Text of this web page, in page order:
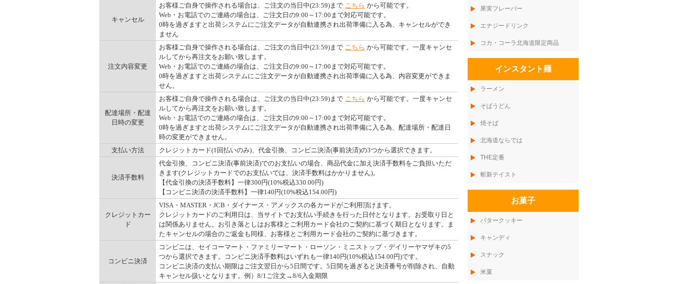
キャンセル
お客様ご自身で操作される場合は、ご注文の当日中(23:59)まで こちら から可能です。
Web・お電話でのご連絡の場合は、ご注文日の9:00～17:00まで対応可能です。
0時を過ぎますと出荷システムにご注文データが自動連携され出荷準備に入る為、キャンセルができ
ません
注文内容変更
お客様ご自身で操作される場合は、ご注文の当日中(23:59)まで こちら から可能です。一度キャンセ
ルしてから再注文をお願い致します。
Web・お電話でのご連絡の場合は、ご注文日の9:00～17:00まで対応可能です。
0時を過ぎますと出荷システムにご注文データが自動連携され出荷準備に入る為、内容変更ができま
せん。
配達場所・配達
日時の変更
お客様ご自身で操作される場合は、ご注文の当日中(23:59)まで こちら から可能です。一度キャンセ
ルしてから再注文をお願い致します。
Web・お電話でのご連絡の場合は、ご注文日の9:00～17:00まで対応可能です。
0時を過ぎますと出荷システムにご注文データが自動連携され出荷準備に入る為、配達場所・配達日
時の変更ができません。
支払い方法
クレジットカード(1回払いのみ)、代金引換、コンビニ決済(事前決済)の3つから選択できます。
決済手数料
代金引換、コンビニ決済(事前決済)でのお支払いの場合、商品代金に加え決済手数料をご負担いただ
きます(クレジットカードでのお支払いでは、決済手数料はかかりません)。
【代金引換の決済手数料】一律300円(10%税込330.00円)
【コンビニ決済の決済手数料】一律140円(10%税込154.00円)
クレジットカー
ド
VISA・MASTER・JCB・ダイナース・アメックスの各カードがご利用頂けます。
クレジットカードのご利用日は、当サイトでお支払い手続きを行った日付となります。お受取り日と
は関係ありません。お引き落としはお客様とご利用カード会社のご契約に基づく期日となります。ま
たキャンセルの場合のご返金も同様、お客様とご利用カード会社のご契約に基づきます。
コンビニ決済
コンビニは、セイコーマート・ファミリーマート・ローソン・ミニストップ・デイリーヤマザキの5
つから選択できます。コンビニ決済手数料はいずれも一律140円(10%税込154.00円)です。
コンビニ決済の支払い期限はご注文翌日から5日間です。5日間を過ぎると決済番号が削除され、自動
キャンセル扱いとなります。例）8/1ご注文→8/6入金期限
果実フレーバー
エナジードリンク
コカ・コーラ北海道限定商品
インスタント麺
ラーメン
そばうどん
焼そば
北海道ならでは
THE定番
斬新テイスト
お菓子
バタークッキー
キャンディ
スナック
米菓